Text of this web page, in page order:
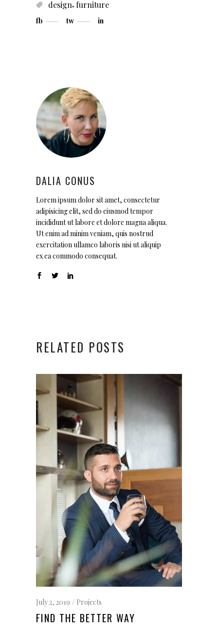
design, furniture
fb tw in
DALIA CONUS
Lorem ipsum dolor sit amet, consectetur
adipisicing elit, sed do eiusmod tempor
incididunt ut labore et dolore magna aliqua.
Ut enim ad minim veniam, quis nostrud
exercitation ullamco laboris nisi ut aliquip
ex ea commodo consequat.
RELATED POSTS
July 2, 2019 Projects
FIND THE BETTER WAY